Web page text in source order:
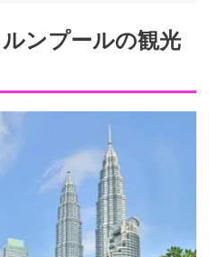
ンプールの観光